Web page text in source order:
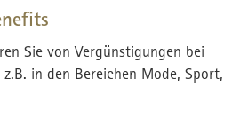
Sie von Vergünstigungen bei
in den Bereichen Mode, Sport,